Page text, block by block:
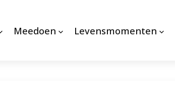
Meedoen Levensmomenten